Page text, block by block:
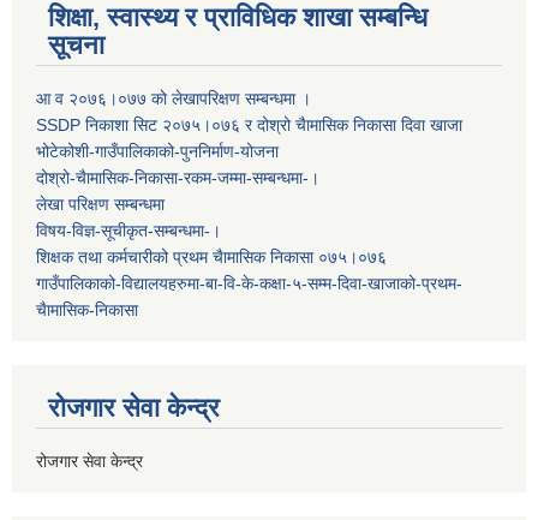
शिक्षा, स्वास्थ्य र प्राविधिक शाखा सम्बन्धि
सूचना
आ व २०७६।०७७ काे लेखापरिक्षण सम्बन्धमा ।
SSDP निकाशा सिट २०७५।०७६ र दोश्रो चैामासिक निकासा दिवा खाजा
भोटेकोशी-गाउँपालिकाको-पुननिर्माण-योजना
दोश्रो-चैामासिक-निकासा-रकम-जम्मा-सम्बन्धमा-।
लेखा परिक्षण सम्बन्धमा
विषय-विज्ञ-सूचीकृत-सम्बन्धमा-।
शिक्षक तथा कर्मचारीको प्रथम च‌ैामासिक निकासा ०७५।०७६
गाउँपालिकाको-विद्यालयहरुमा-बा-वि-के-कक्षा-५-सम्म-दिवा-खाजाको-प्रथम-
चैामासिक-निकासा
रोजगार सेवा केन्द्र
रोजगार सेवा केन्द्र